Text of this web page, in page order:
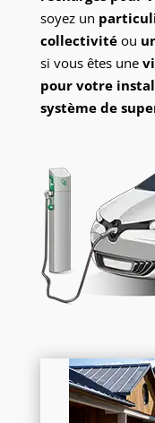
soyez un
collectivitéou
si vous êtes une
pour votre
système de